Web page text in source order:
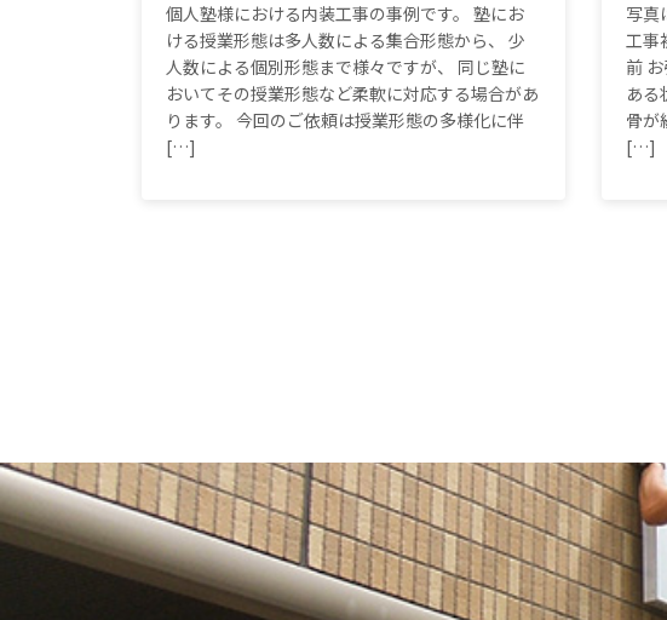
個人塾様における内装工事の事例です。 塾にお
ける授業形態は多人数による集合形態から、 少
人数による個別形態まで様々ですが、 同じ塾に
おいてその授業形態など柔軟に対応する場合があ
ります。 今回のご依頼は授業形態の多様化に伴
[…]
写真
工事
前
ある
骨が
[…]
ー
ジ
送